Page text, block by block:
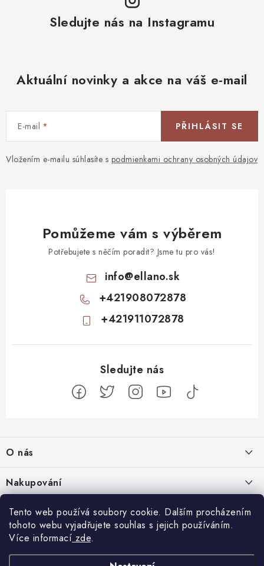
Tento web používá soubory cookie. Dalším procházením
tohoto webu vyjadřujete souhlas s jejich používáním.
Více informací zde.
Sledujte nás na Instagramu
Aktuální novinky a akce na váš e-mail
E-mail
Vložením e-mailu súhlasíte s podmienkami ochrany osobných údajov
PŘIHLÁSIT SE
Pomůžeme vám s výběrem
Potřebujete s něčím poradit? Jsme tu pro vás!
info@ellano.sk
+421908072878
+421911072878
p
a
t
O nás
Profil firmy
Produktové stránky
Nejčastejší otázky
Nakupování
Odstoupit od smlouvy
Obchodní podmínky
Blog
Nenápadný začátek, totální mindfuck na konci: 11 filmů, které vás
Facebook